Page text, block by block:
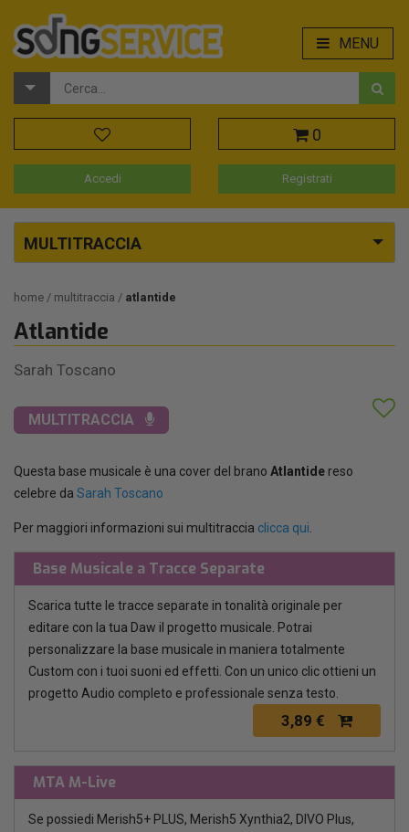
MENU
0
Accedi Registrati
MULTITRACCIA
home multitraccia atlantide
Atlantide
Sarah Toscano
MULTITRACCIA
Questa base musicale è una cover del brano Atlantide reso
celebre da Sarah Toscano
Per maggiori informazioni sui multitraccia clicca qui
Base Musicale a Tracce Separate
Scarica tutte le tracce separate in tonalità originale per
editare con la tua Daw il progetto musicale. Potrai
personalizzare la base musicale in maniera totalmente
Custom con i tuoi suoni ed effetti. Con un unico clic ottieni un
progetto Audio completo e professionale senza testo.
3,89 €
MTA M-Live
Se possiedi Merish5+ PLUS, Merish5 Xynthia2, DIVO Plus,